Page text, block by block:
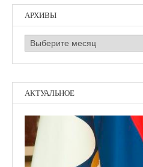
АРХИВЫ
Архивы
АКТУАЛЬНОЕ